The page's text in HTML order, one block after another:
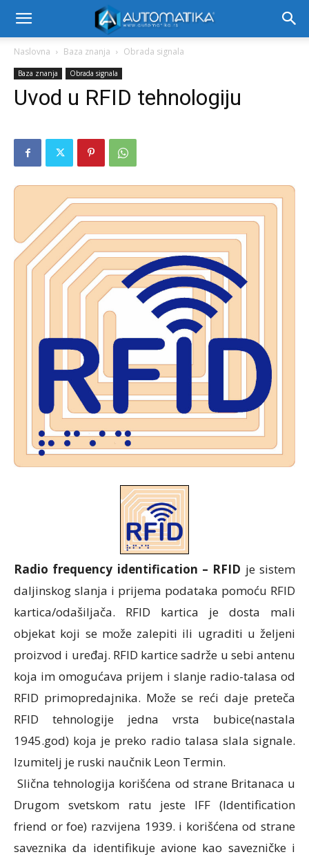
Naslovna Baza znanja Obrada signala
Baza znanja Obrada signala
Uvod u RFID tehnologiju
Radio frequency identification – RFID je sistem
daljinskog slanja i prijema podataka pomoću RFID
kartica/odašiljača. RFID kartica je dosta mali
objekat koji se može zalepiti ili ugraditi u željeni
proizvod i uređaj. RFID kartice sadrže u sebi antenu
koja im omogućava prijem i slanje radio-talasa od
RFID primopredajnika. Može se reći daje preteča
RFID tehnologije jedna vrsta bubice(nastala
1945.god) koja je preko radio talasa slala signale.
Izumitelj je ruski naučnik Leon Termin.
Slična tehnologija korišćena od strane Britanaca u
Drugom svetskom ratu jeste IFF (Identification
friend or foe) razvijena 1939. i korišćena od strane
saveznika da identifikuje avione kao savezničke i